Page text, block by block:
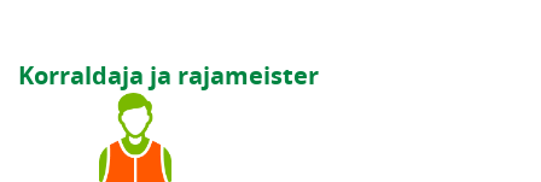
Korraldaja ja rajameister